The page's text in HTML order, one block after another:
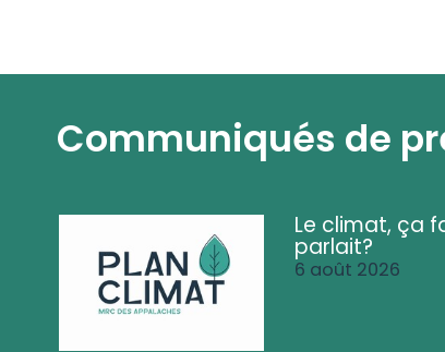
Communiqués de
Le climat, ça
parlait?
6 août 2026